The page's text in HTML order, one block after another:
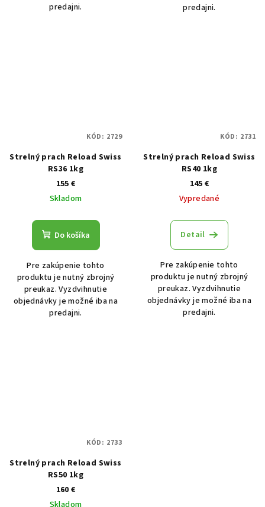
predajni.
predajni.
Strelný prach Reload Swiss
RS36 1kg
155 €
Skladom
Do košíka
Pre zakúpenie tohto
produktu je nutný zbrojný
preukaz. Vyzdvihnutie
objednávky je možné iba na
predajni.
KÓD: 2729
Strelný prach Reload Swiss
RS40 1kg
145 €
Vypredané
Detail
Pre zakúpenie tohto
produktu je nutný zbrojný
preukaz. Vyzdvihnutie
objednávky je možné iba na
predajni.
KÓD: 2731
Strelný prach Reload Swiss
RS50 1kg
160 €
Skladom
KÓD: 2733